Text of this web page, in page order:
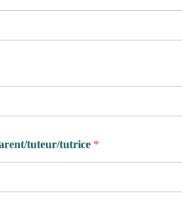
tuteur/tutrice *